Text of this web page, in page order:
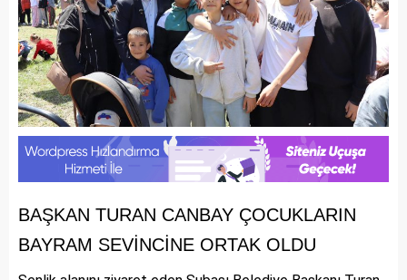
BAŞKAN TURAN CANBAY ÇOCUKLARIN
BAYRAM SEVİNCİNE ORTAK OLDU